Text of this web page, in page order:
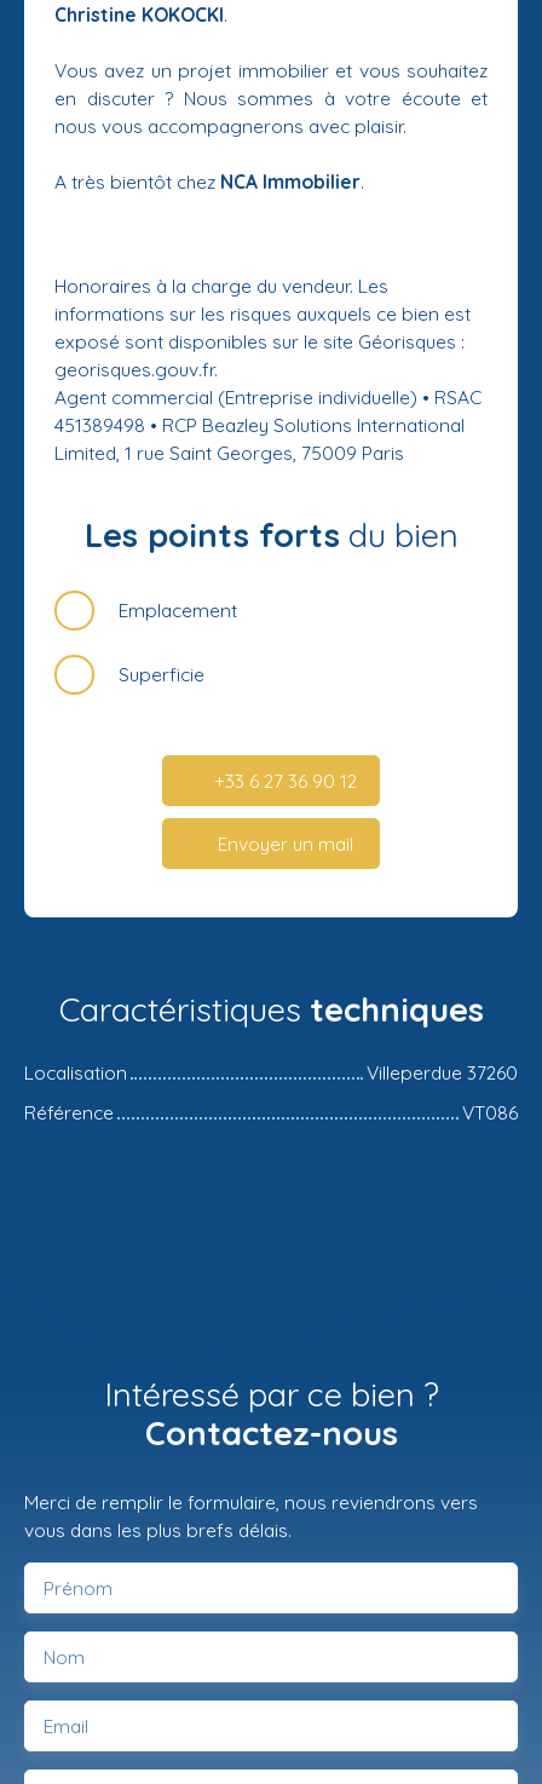
Christine KOKOCKI.
Vous avez un projet immobilier et vous souhaitez
en discuter ? Nous sommes à votre écoute et
nous vous accompagnerons avec plaisir.
A très bientôt chez NCA Immobilier.
Honoraires à la charge du vendeur. Les
informations sur les risques auxquels ce bien est
exposé sont disponibles sur le site Géorisques :
georisques.gouv.fr.
Agent commercial (Entreprise individuelle) • RSAC
451389498 • RCP Beazley Solutions International
Limited, 1 rue Saint Georges, 75009 Paris
Les points forts du bien
Emplacement
Superficie
+33 6 27 36 90 12
Envoyer un mail
Caractéristiques techniques
Localisation
Villeperdue 37260
Référence
VT086
Intéressé par ce bien ?
Contactez-nous
Merci de remplir le formulaire, nous reviendrons vers
vous dans les plus brefs délais.
Prénom
Nom
Email